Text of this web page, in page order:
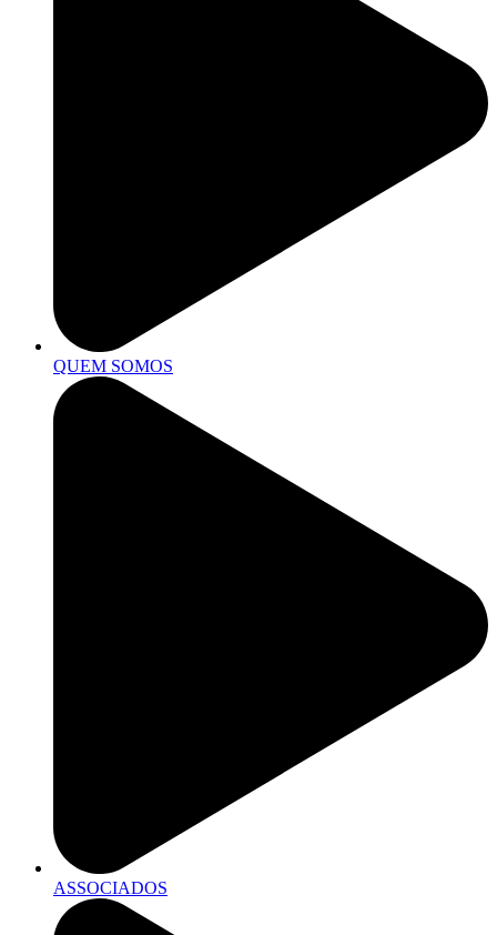
QUEM SOMOS
ASSOCIADOS